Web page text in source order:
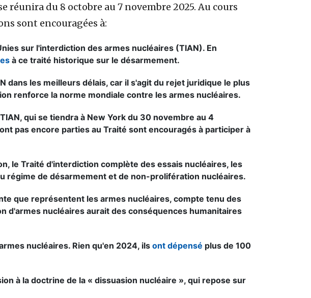
réunira du 8 octobre au 7 novembre 2025. Au cours
sont encouragées à:
sur l'interdiction des armes nucléaires (TIAN). En
à ce traité historique sur le désarmement.
dans les meilleurs délais, car il s'agit du rejet juridique le plus
renforce la norme mondiale contre les armes nucléaires.
qui se tiendra à New York du 30 novembre au 4
pas encore parties au Traité sont encouragés à participer à
le Traité d'interdiction complète des essais nucléaires, les
régime de désarmement et de non-prolifération nucléaires.
que représentent les armes nucléaires, compte tenu des
d'armes nucléaires aurait des conséquences humanitaires
nucléaires. Rien qu'en 2024, ils ont dépensé plus de 100
à la doctrine de la « dissuasion nucléaire », qui repose sur